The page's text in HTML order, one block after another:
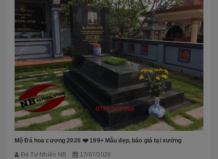
Mộ Đá hoa cương 2026 ❤️ 199+ Mẫu đẹp, báo giá tại xưởng
Đá Tự Nhiên NB 17/07/2026